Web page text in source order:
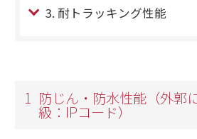
3. 耐トラッキング性能
1 防じん・防水性能（外郭
級：IPコード）